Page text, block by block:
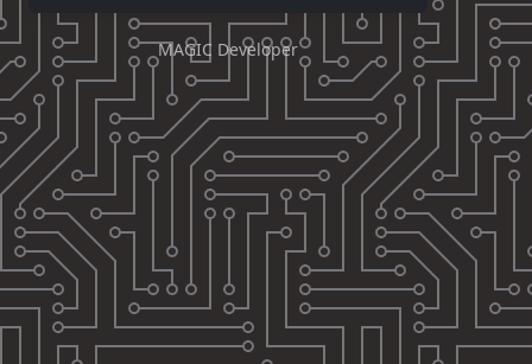
MAGIC Developer